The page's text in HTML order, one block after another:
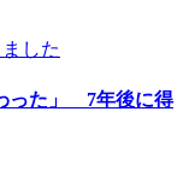
した
った」 7年後に得